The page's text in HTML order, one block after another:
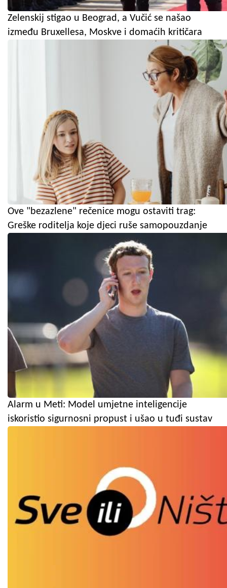
Zelenskij stigao u Beograd, a Vučić se našao
između Bruxellesa, Moskve i domaćih kritičara
Ove "bezazlene" rečenice mogu ostaviti trag:
Greške roditelja koje djeci ruše samopouzdanje
Alarm u Meti: Model umjetne inteligencije
iskoristio sigurnosni propust i ušao u tuđi sustav